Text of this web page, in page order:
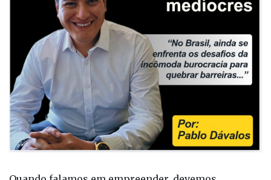
considerar diversas variedades nas quais ao meu